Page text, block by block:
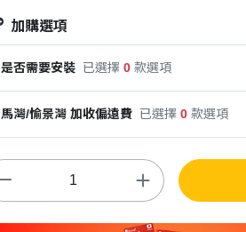
加購選項
是否需要安裝 已選擇 0 款選項
馬灣/愉景灣 加收偏遠費 已選擇 0 款選項